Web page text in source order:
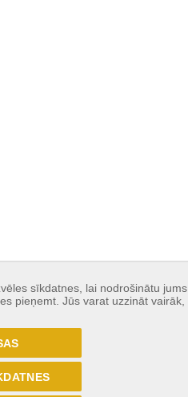
sīkdatnes, lai nodrošinātu
pieņemt. Jūs varat uzzināt